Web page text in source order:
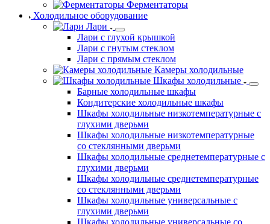
Ферментаторы
Холодильное оборудование
Лари
Лари с глухой крышкой
Лари с гнутым стеклом
Лари с прямым стеклом
Камеры холодильные
Шкафы холодильные
Барные холодильные шкафы
Кондитерские холодильные шкафы
Шкафы холодильные низкотемпературные с
глухими дверьми
Шкафы холодильные низкотемпературные
со стеклянными дверьми
Шкафы холодильные среднетемпературные с
глухими дверьми
Шкафы холодильные среднетемпературные
со стеклянными дверьми
Шкафы холодильные универсальные с
глухими дверьми
Шкафы холодильные универсальные со